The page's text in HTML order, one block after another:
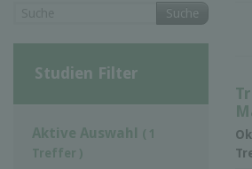
Suche
Studien Filter
Aktive Auswahl ( 1
Treffer )